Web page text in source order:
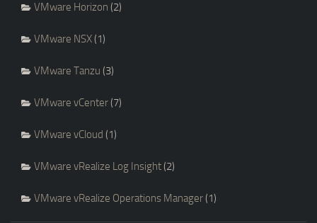
VMware Horizon (2)
VMware NSX(1)
VMware Tanzu (3)
VMware vCenter(7)
VMware vCloud (1)
VMware vRealize Log Insight(2)
VMware vRealize Operations Manager(1)